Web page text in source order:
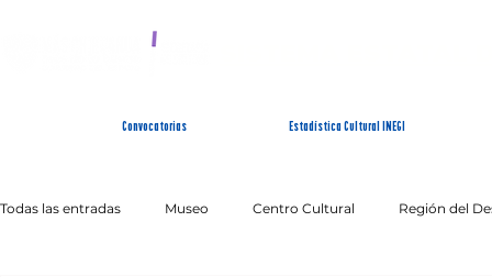
Convocatorias Estadística Cultural INEGI
Todas las entradas Museo Centro Cultural Región del